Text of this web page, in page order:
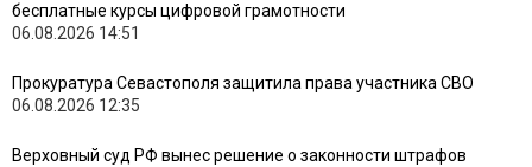
бесплатные курсы цифровой грамотности
06.08.2026 14:51
Прокуратура Севастополя защитила права участника СВО
06.08.2026 12:35
Верховный суд РФ вынес решение о законности штрафов